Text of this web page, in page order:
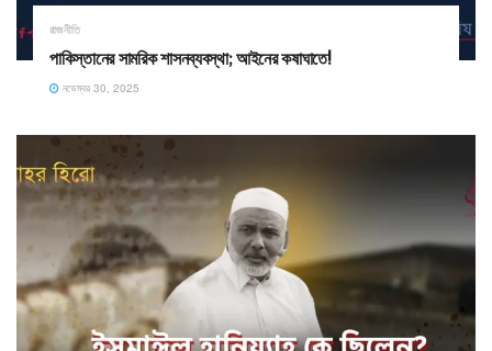
রাজনীতি
পাকিস্তানের সামরিক শাসনব্যবস্থা; আইনের কষাঘাতে!
নভেম্বর 30, 2025